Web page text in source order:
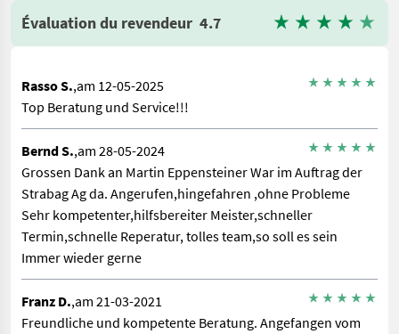
Évaluation du revendeur 4.7
Rasso S.,am 12-05-2025
Top Beratung und Service!!!
Bernd S.,am 28-05-2024
Grossen Dank an Martin Eppensteiner War im Auftrag der
Strabag Ag da. Angerufen,hingefahren ,ohne Probleme
Sehr kompetenter,hilfsbereiter Meister,schneller
Termin,schnelle Reperatur, tolles team,so soll es sein
Immer wieder gerne
Franz D.,am 21-03-2021
Freundliche und kompetente Beratung. Angefangen vom